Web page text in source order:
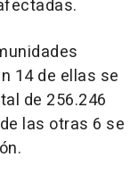
14 de ellas se
de 256.246
las otras 6 se